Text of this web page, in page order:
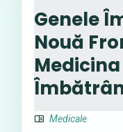
Genele
Nouă
Medicale